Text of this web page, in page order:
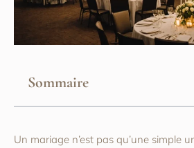
Sommaire
Un mariage n’est pas qu’une simple